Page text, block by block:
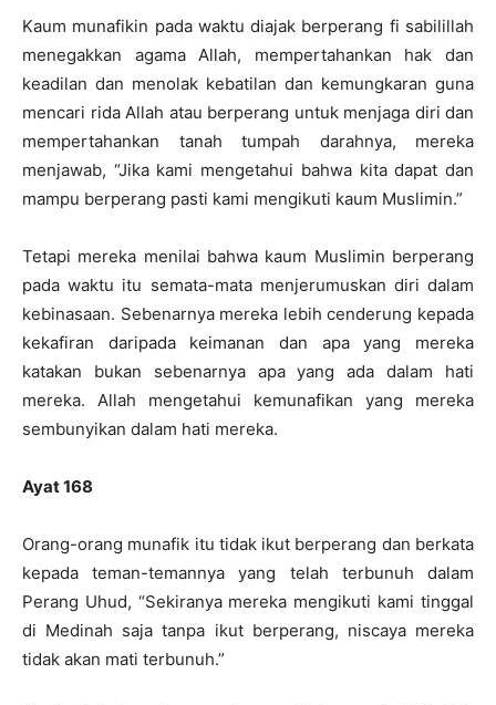
Kaum munafikin pada waktu diajak berperang fi sabilillah
menegakkan agama Allah, mempertahankan hak dan
keadilan dan menolak kebatilan dan kemungkaran guna
mencari rida Allah atau berperang untuk menjaga diri dan
mempertahankan tanah tumpah darahnya, mereka
menjawab, “Jika kami mengetahui bahwa kita dapat dan
mampu berperang pasti kami mengikuti kaum Muslimin.”
Tetapi mereka menilai bahwa kaum Muslimin berperang
pada waktu itu semata-mata menjerumuskan diri dalam
kebinasaan. Sebenarnya mereka lebih cenderung kepada
kekafiran daripada keimanan dan apa yang mereka
katakan bukan sebenarnya apa yang ada dalam hati
mereka. Allah mengetahui kemunafikan yang mereka
sembunyikan dalam hati mereka.
Ayat 168
Orang-orang munafik itu tidak ikut berperang dan berkata
kepada teman-temannya yang telah terbunuh dalam
Perang Uhud, “Sekiranya mereka mengikuti kami tinggal
di Medinah saja tanpa ikut berperang, niscaya mereka
tidak akan mati terbunuh.”